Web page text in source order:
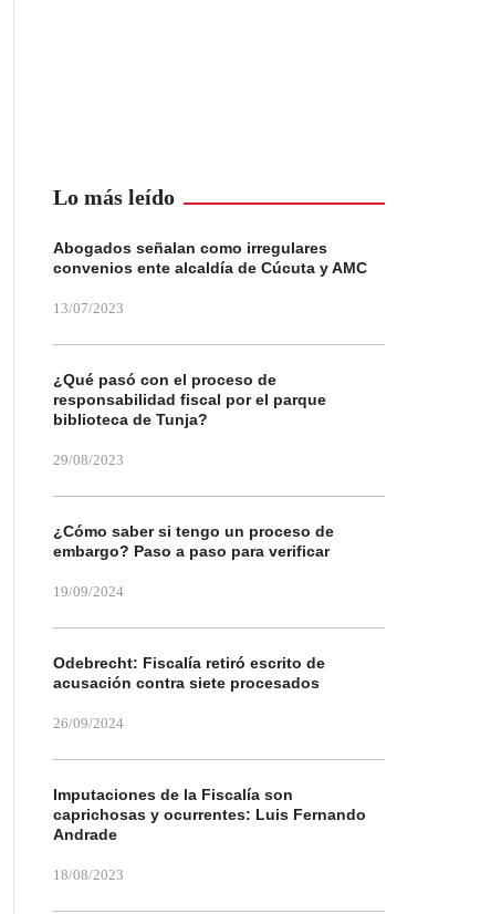
Lo más leído
Abogados señalan como irregulares
convenios ente alcaldía de Cúcuta y AMC
13/07/2023
¿Qué pasó con el proceso de
responsabilidad fiscal por el parque
biblioteca de Tunja?
29/08/2023
¿Cómo saber si tengo un proceso de
embargo? Paso a paso para verificar
19/09/2024
Odebrecht: Fiscalía retiró escrito de
acusación contra siete procesados
26/09/2024
Imputaciones de la Fiscalía son
caprichosas y ocurrentes: Luis Fernando
Andrade
18/08/2023